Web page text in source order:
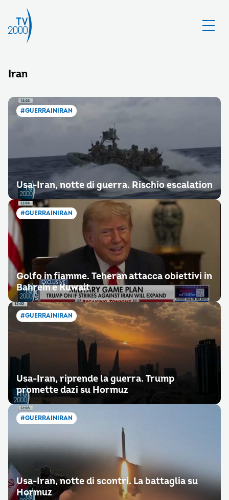
Iran
#GUERRAINIRAN
Usa-Iran, notte di guerra. Rischio escalation
#GUERRAINIRAN
Golfo in fiamme. Teheran attacca obiettivi in
Bahrein e Kuwait
#GUERRAINIRAN
Usa-Iran, riprende la guerra. Trump
promette dazi su Hormuz
#GUERRAINIRAN
Usa-Iran, notte di scontri. La battaglia su
Hormuz